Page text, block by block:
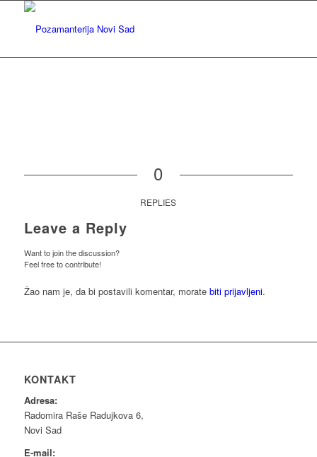
0
REPLIES
Leave a Reply
Want to join the discussion?
Feel free to contribute!
Žao nam je, da bi postavili komentar, morate biti prijavljeni.
KONTAKT
Adresa:
Radomira Raše Radujkova 6,
Novi Sad
E-mail: